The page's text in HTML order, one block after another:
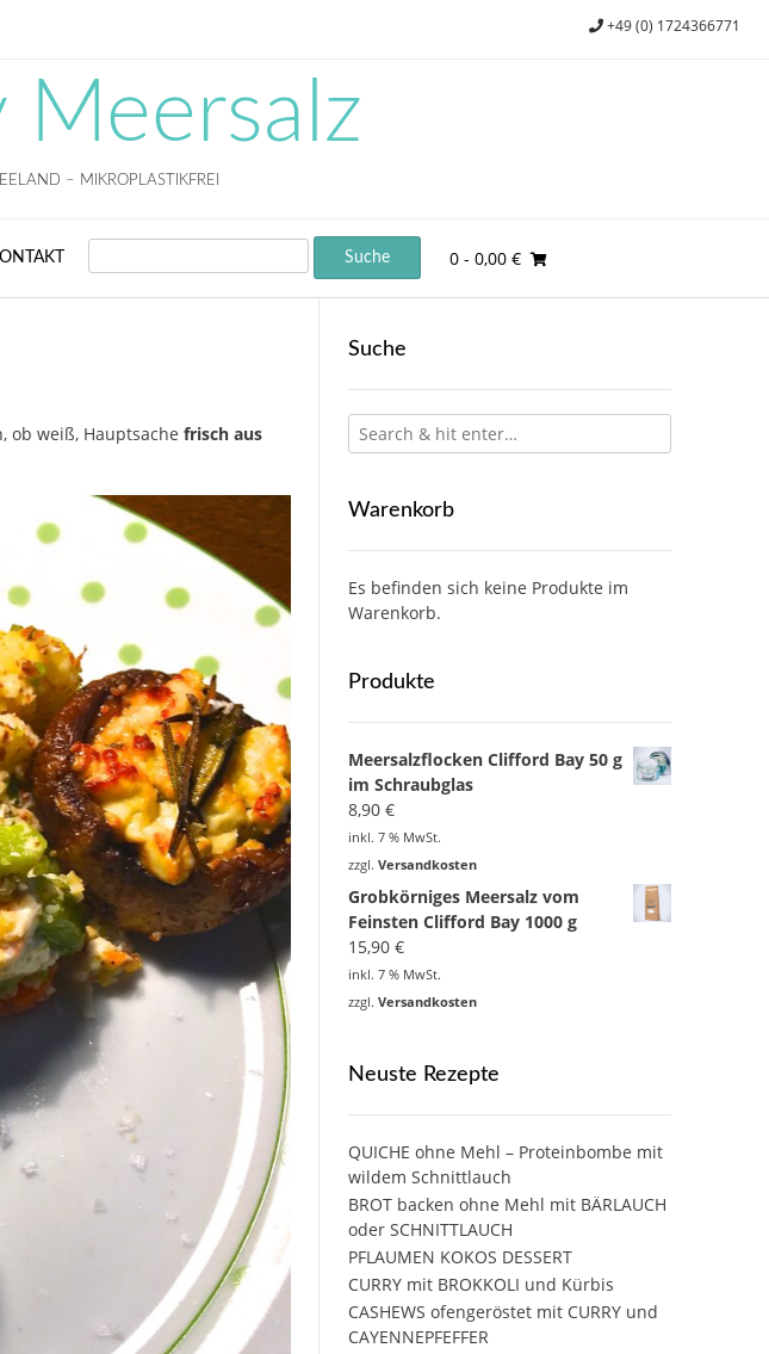
+49 (0) 1724366771
Meersalz
– MIKROPLASTIKFREI
SEARCH 0- 0,00 €
ob weiß, Hauptsache frisch aus
Suche
Warenkorb
Es befinden sich keine Produkte im
Warenkorb.
Produkte
Meersalzflocken Clifford Bay 50 g
im Schraubglas
8,90 €
inkl. 7 % MwSt.
zzgl. Versandkosten
Grobkörniges Meersalz vom
Feinsten Clifford Bay 1000 g
15,90 €
inkl. 7 % MwSt.
zzgl. Versandkosten
Neuste Rezepte
QUICHE ohne Mehl – Proteinbombe mit
wildem Schnittlauch
BROT backen ohne Mehl mit BÄRLAUCH
oder SCHNITTLAUCH
PFLAUMEN KOKOS DESSERT
CURRY mit BROKKOLI und Kürbis
CASHEWS ofengeröstet mit CURRY und
CAYENNEPFEFFER